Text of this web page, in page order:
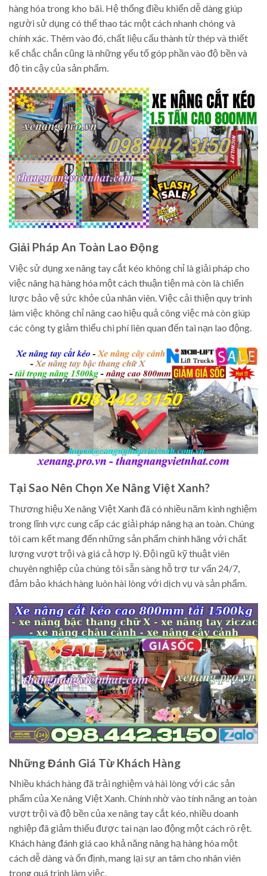
hàng hóa trong kho bãi. Hệ thống điều khiển dễ dàng giúp
người sử dụng có thể thao tác một cách nhanh chóng và
chính xác. Thêm vào đó, chất liệu cấu thành từ thép và thiết
kế chắc chắn cũng là những yếu tố góp phần vào độ bền và
độ tin cậy của sản phẩm.
Giải Pháp An Toàn Lao Động
Việc sử dụng xe nâng tay cắt kéo không chỉ là giải pháp cho
việc nâng hạ hàng hóa một cách thuận tiện mà còn là chiến
lược bảo vệ sức khỏe của nhân viên. Việc cải thiện quy trình
làm việc không chỉ nâng cao hiệu quả công việc mà còn giúp
các công ty giảm thiểu chi phí liên quan đến tai nạn lao động.
Tại Sao Nên Chọn Xe Nâng Việt Xanh?
Thương hiệu Xe nâng Việt Xanh đã có nhiều năm kinh nghiệm
trong lĩnh vực cung cấp các giải pháp nâng hạ an toàn. Chúng
tôi cam kết mang đến những sản phẩm chính hãng với chất
lượng vượt trội và giá cả hợp lý. Đội ngũ kỹ thuật viên
chuyên nghiệp của chúng tôi sẵn sàng hỗ trợ tư vấn 24/7,
đảm bảo khách hàng luôn hài lòng với dịch vụ và sản phẩm.
Những Đánh Giá Từ Khách Hàng
Nhiều khách hàng đã trải nghiệm và hài lòng với các sản
phẩm của Xe nâng Việt Xanh. Chính nhờ vào tính năng an toàn
vượt trội và độ bền của xe nâng tay cắt kéo, nhiều doanh
nghiệp đã giảm thiểu được tai nạn lao động một cách rõ rệt.
Khách hàng đánh giá cao khả năng nâng hạ hàng hóa một
cách dễ dàng và ổn định, mang lại sự an tâm cho nhân viên
trong quá trình làm việc.